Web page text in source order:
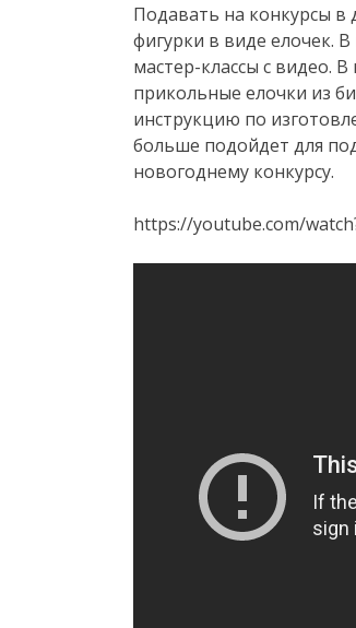
Подавать на конкурсы в
фигурки в виде елочек.
мастер-классы с видео.
прикольные елочки из
инструкцию по
больше подойдет для
новогоднему конкурсу.
https://youtube.com/